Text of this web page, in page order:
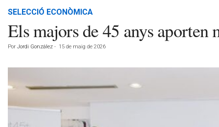
SELECCIÓ ECONÒMICA
Els majors de 45 anys aporten
Por Jordi González - 15 de maig de 2026